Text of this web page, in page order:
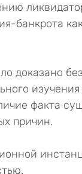
банкрота
доказано
факта
причин.